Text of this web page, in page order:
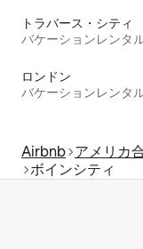
トラバース・シティ
バケーションレンタ
ロンドン
バケーションレンタ
Airbnb アメリカ
ボインシティ